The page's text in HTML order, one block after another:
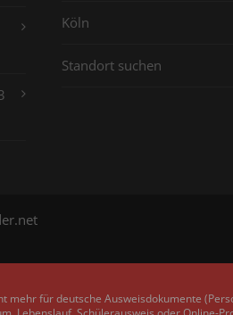
Köln
Standort suchen
mehr für deutsche Ausweisdokumente